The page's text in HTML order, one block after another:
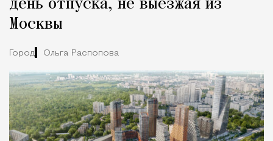
день отпуска, не выезжая из
Москвы
Город Ольга Распопова